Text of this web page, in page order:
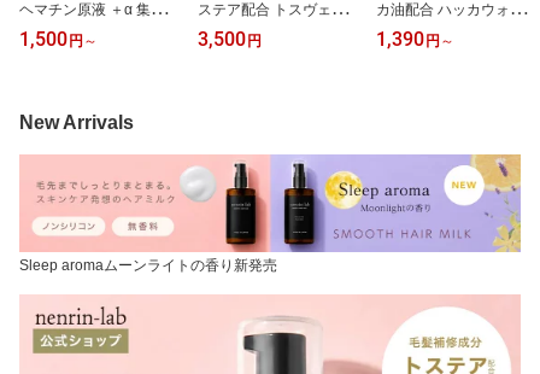
ヘマチン原液 ＋α 集中美
容液 ブラックヘアリペア
セラム ヘマチン トリー
マチン 原液 髪 ヘアパッ
ク カラー 白髪 無香料 ハ
リ ボリューム ダメージ
原料使用
1,500 円 ～
ステア配合 トスヴェール
ヘアリペアミスト 150ml
無香料 縮毛 矯正 洗い流
ヘア ヘアアイロン ミス
ト コテ 巻き髪 寝癖直し
3,500 円
カ油配合 ハッカウォータ
ースプレー 50mL 暑さ対
策 グッズ スプレー ミン
レー 冷感スプレー 快眠
グッズ 夏 冷感グッズ 肌
1,390 円 ～
New Arrivals
Sleep aromaムーンライトの香り新発売